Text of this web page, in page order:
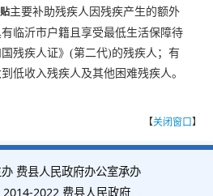
主要补助残疾人因残疾产生的额外
临沂市户籍且享受最低生活保障待
残疾人证》(第二代)的残疾人；有
低收入残疾人及其他困难残疾人。
【关闭窗口】
费县人民政府办公室承办
2022 费县人民政府